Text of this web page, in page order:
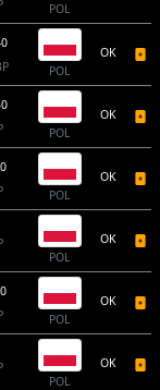
POL
POL
OK
POL
OK
POL
OK
POL
OK
POL
OK
POL
OK